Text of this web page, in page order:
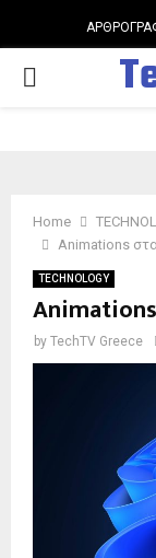
PRIMARY
Home
Animations
TECHNOLOGY
by TechTV Greece